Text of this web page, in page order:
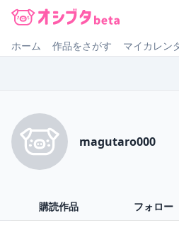
ホーム 作品をさがす マイカレン
magutaro000
購読作品 フォロー